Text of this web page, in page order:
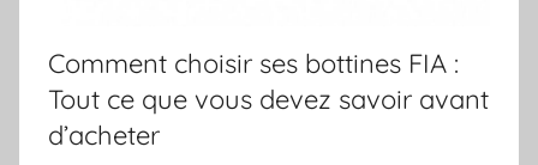
Comment choisir ses bottines FIA :
Tout ce que vous devez savoir avant
d’acheter